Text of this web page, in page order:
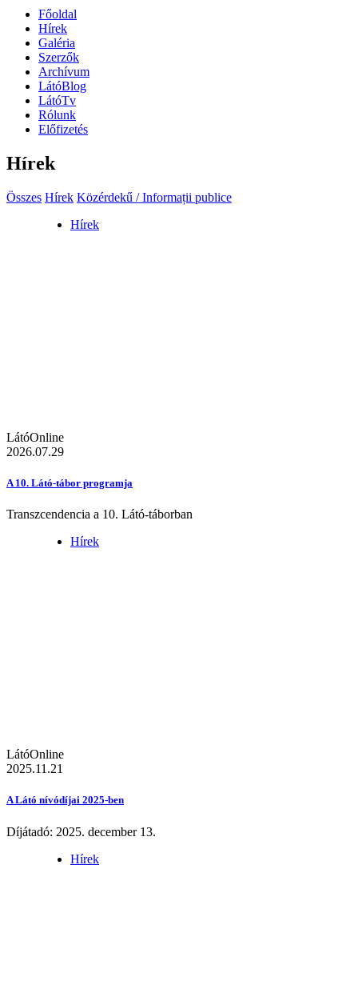
Főoldal
Hírek
Galéria
Szerzők
Archívum
LátóBlog
LátóTv
Rólunk
Előfizetés
Hírek
Összes Hírek Közérdekű / Informații publice
Hírek
LátóOnline
2026.07.29
A 10. Látó-tábor programja
Transzcendencia a 10. Látó-táborban
Hírek
LátóOnline
2025.11.21
A Látó nívódíjai 2025-ben
Díjátadó: 2025. december 13.
Hírek